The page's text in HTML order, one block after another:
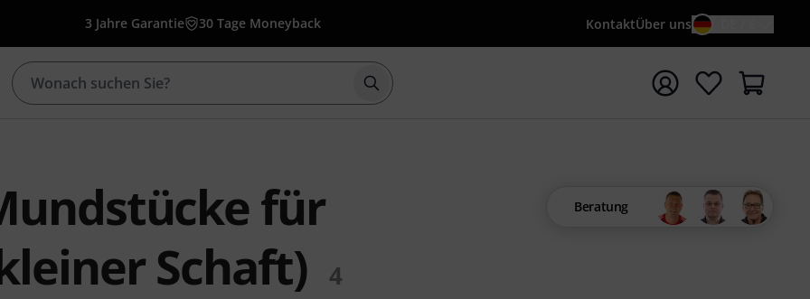
3 Jahre Garantie 30 Tage Moneyback KontaktÜber uns
Suche mit Suchwort {searchTerm} starten
für
Schaft)
4
Beratung